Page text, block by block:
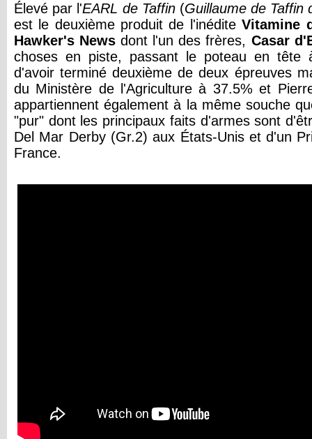
Élevé par l'EARL de Taffin(Guillaume de Taffin
est le deuxième produit de l'inéditeVitamine
Hawker's News dont l'un des frères, Casar
choses en piste, passant le poteau en tête
d'avoir terminé deuxième de deux épreuves
du Ministère de l'Agriculture à 37.5% et
appartiennent également à la même souche
"pur" dont les principaux faits d'armes sont
Del Mar Derby (Gr.2) aux États-Unis et d'un
France.